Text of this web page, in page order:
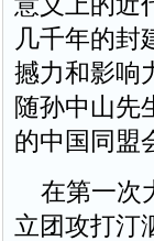
几千年的封
撼力和影响
随孙中山先
的中国同盟
在第一次
立团攻打汀